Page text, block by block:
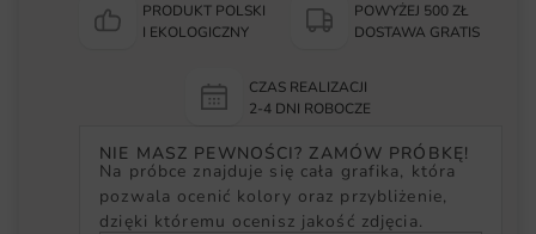
PRODUKT POLSKI
I EKOLOGICZNY
POWYŻEJ 500 ZŁ
DOSTAWA GRATIS
CZAS REALIZACJI
2-4 DNI ROBOCZE
NIE MASZ PEWNOŚCI? ZAMÓW PRÓBKĘ!
Na próbce znajduje się cała grafika, która
pozwala ocenić kolory oraz przybliżenie,
dzięki któremu ocenisz jakość zdjęcia.